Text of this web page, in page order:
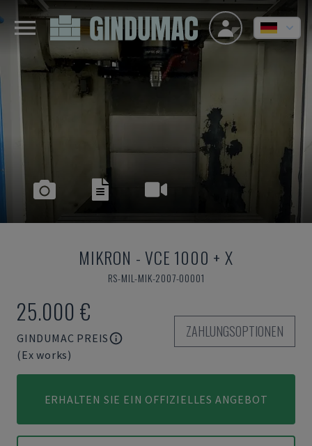
MIKRON -VCE 1000 + X
RS-MIL-MIK-2007-00001
25.000 €
GINDUMAC PREIS
(Ex works)
ZAHLUNGSOPTIONEN
ERHALTEN SIE EIN OFFIZIELLES ANGEBOT